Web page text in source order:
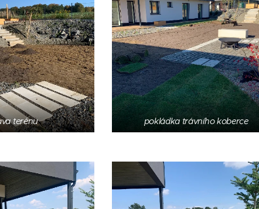
terénu pokládka trávního koberce